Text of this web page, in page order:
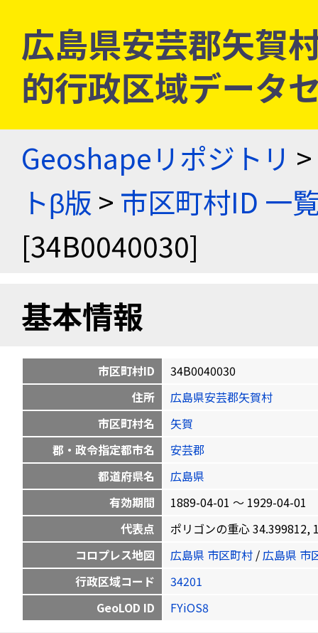
広島県安芸郡矢賀
的行政区域データ
Geoshapeリポジトリ >
トβ版 > 市区町村ID 一
[34B0040030]
基本情報
市区町村ID
34B0040030
住所
広島県安芸郡矢賀村
市区町村名
矢賀
郡・政令指定都市名
安芸郡
都道府県名
広島県
有効期間
1889-04-01 〜 1929-04-01
代表点
ポリゴンの重心 34.399812,
コロプレス地図
広島県 市区町村 /広島県 市
行政区域コード
34201
GeoLOD ID
FYiOS8